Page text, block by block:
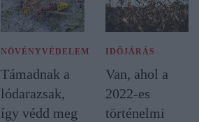
NÖVÉNYVÉDELEM
Támadnak a
lódarazsak,
így védd meg
IDŐJÁRÁS
Van, ahol a
2022-es
történelmi